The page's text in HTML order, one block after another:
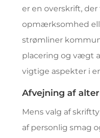
er en overskrift,
opmærksomhed
strømliner
placering og vægt
vigtige aspekter i
Afvejning af
Mens valg af
af personlig smag